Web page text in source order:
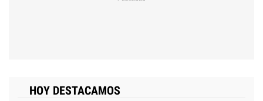
HOY DESTACAMOS